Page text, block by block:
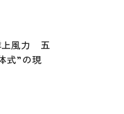
上風力 五
式”の現